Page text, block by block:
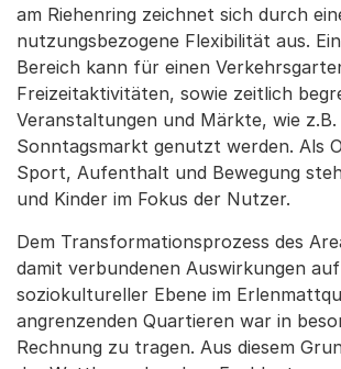
am Riehenring zeichnet sich durch
nutzungsbezogene Flexibilität aus.
Bereich kann für einen
Freizeitaktivitäten, sowie zeitlich
Veranstaltungen und Märkte, wie
Sonntagsmarkt genutzt werden. Als
Sport, Aufenthalt und Bewegung
und Kinder im Fokus der Nutzer.
Dem Transformationsprozess des
damit verbundenen Auswirkungen auf
soziokultureller Ebene im
angrenzenden Quartieren war in
Rechnung zu tragen. Aus diesem